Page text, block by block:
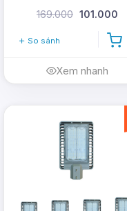
169.000 101.000
So sánh
Xem nhanh